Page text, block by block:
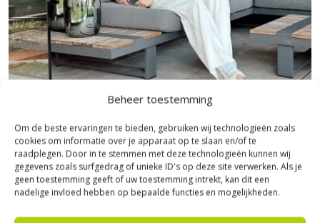
Beheer toestemming
Om de beste ervaringen te bieden, gebruiken wij technologieën zoals
cookies om informatie over je apparaat op te slaan en/of te
raadplegen. Door in te stemmen met deze technologieën kunnen wij
gegevens zoals surfgedrag of unieke ID's op deze site verwerken. Als je
geen toestemming geeft of uw toestemming intrekt, kan dit een
nadelige invloed hebben op bepaalde functies en mogelijkheden.
Bezoek Experience Centre XXL
Heerde!
Bijna het gehele Kijlstra assortiment vind je in het
prachtige Heerde.